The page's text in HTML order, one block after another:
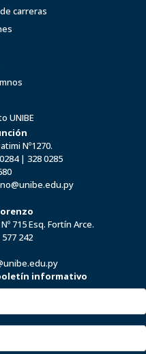
carreras
UNIBE
Nº1270.
| 328 0285
715 Esq. Fortín Arce.
577 242
informativo